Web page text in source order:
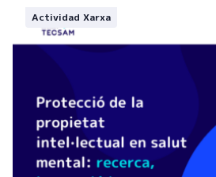
Actividad Xarxa